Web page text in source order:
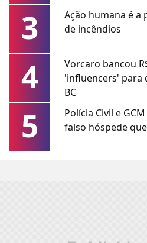
3
Ação humana é a
de incêndios
4
Vorcaro bancou
'influencers' para
BC
5
Polícia Civil e
falso hóspede